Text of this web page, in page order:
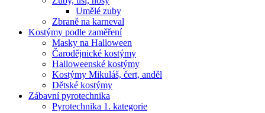
Umělé zuby
Zbraně na karneval
Kostýmy podle zaměření
Masky na Halloween
Čarodějnické kostýmy
Halloweenské kostýmy
Kostýmy Mikuláš, čert, anděl
Dětské kostýmy
Zábavní pyrotechnika
Pyrotechnika 1. kategorie